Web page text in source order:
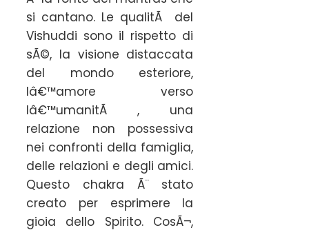
si cantano. Le qualitÃ del
Vishuddi sono il rispetto di
sÃ©, la visione distaccata
del mondo esteriore,
lâ€™amore verso
lâ€™umanitÃ , una
relazione non possessiva
nei confronti della famiglia,
delle relazioni e degli amici.
Questo chakra Ã¨ stato
creato per esprimere la
gioia dello Spirito. CosÃ¬,